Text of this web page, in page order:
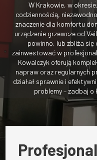
W Krakowie, w
codziennością,
znaczenie dla komfortu
urządzenie grzewcze od
powinno, lub zbliża
zainwestować w
Kowalczyk oferują
napraw oraz regularnych
działał sprawnie i
problemy – zadbaj